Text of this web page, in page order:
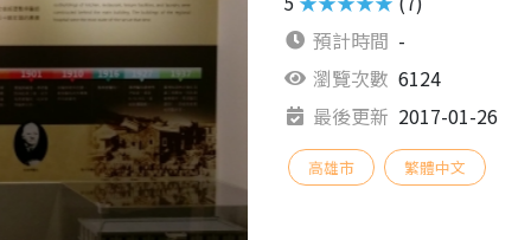
預計時間 -
瀏覽次數 6124
最後更新 2017-01-26
高雄市 繁體中文